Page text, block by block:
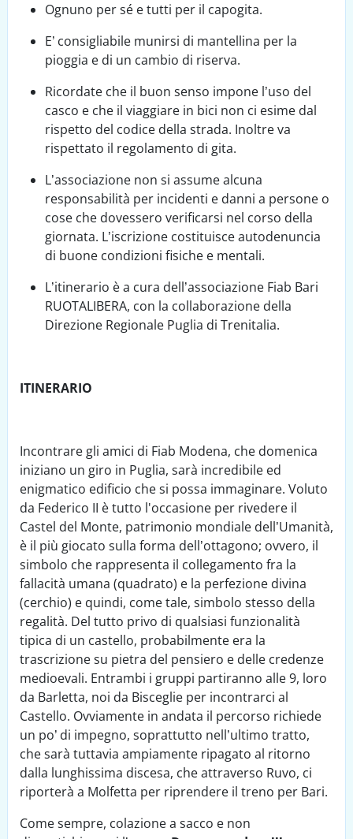
Ognuno per sé e tutti per il capogita.
E’ consigliabile munirsi di mantellina per la
pioggia e di un cambio di riserva.
Ricordate che il buon senso impone l’uso del
casco e che il viaggiare in bici non ci esime dal
rispetto del codice della strada. Inoltre va
rispettato il regolamento di gita.
L’associazione non si assume alcuna
responsabilità per incidenti e danni a persone o
cose che dovessero verificarsi nel corso della
giornata. L’iscrizione costituisce autodenuncia
di buone condizioni fisiche e mentali.
L’itinerario è a cura dell’associazione Fiab Bari
RUOTALIBERA, con la collaborazione della
Direzione Regionale Puglia di Trenitalia.
ITINERARIO
Incontrare gli amici di Fiab Modena, che domenica
iniziano un giro in Puglia, sarà incredibile ed
enigmatico edificio che si possa immaginare. Voluto
da Federico II è tutto l'occasione per rivedere il
Castel del Monte, patrimonio mondiale dell’Umanità,
è il più giocato sulla forma dell’ottagono; ovvero, il
simbolo che rappresenta il collegamento fra la
fallacità umana (quadrato) e la perfezione divina
(cerchio) e quindi, come tale, simbolo stesso della
regalità. Del tutto privo di qualsiasi funzionalità
tipica di un castello, probabilmente era la
trascrizione su pietra del pensiero e delle credenze
medioevali. Entrambi i gruppi partiranno alle 9, loro
da Barletta, noi da Bisceglie per incontrarci al
Castello. Ovviamente in andata il percorso richiede
un po’ di impegno, soprattutto nell’ultimo tratto,
che sarà tuttavia ampiamente ripagato al ritorno
dalla lunghissima discesa, che attraverso Ruvo, ci
riporterà a Molfetta per riprendere il treno per Bari.
Come sempre, colazione a sacco e non